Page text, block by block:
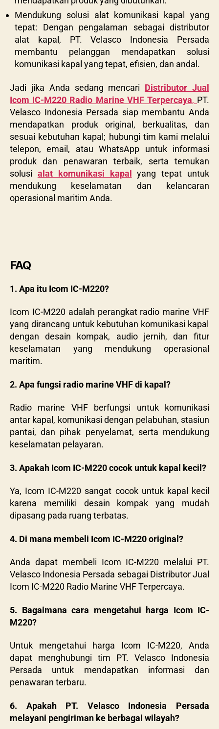
Mendukung solusi alat komunikasi kapal yang
tepat: Dengan pengalaman sebagai distributor
alat kapal, PT. Velasco Indonesia Persada
membantu pelanggan mendapatkan solusi
komunikasi kapal yang tepat, efisien, dan andal.
Jadi jika Anda sedang mencari Distributor Jual
Icom IC-M220 Radio Marine VHF Terpercaya, PT.
Velasco Indonesia Persada siap membantu Anda
mendapatkan produk original, berkualitas, dan
sesuai kebutuhan kapal; hubungi tim kami melalui
telepon, email, atau WhatsApp untuk informasi
produk dan penawaran terbaik, serta temukan
solusi alat komunikasi kapal
yang tepat untuk
mendukung keselamatan dan kelancaran
operasional maritim Anda.
FAQ
1. Apa itu Icom IC-M220?
Icom IC-M220 adalah perangkat radio marine VHF
yang dirancang untuk kebutuhan komunikasi kapal
dengan desain kompak, audio jernih, dan fitur
keselamatan yang mendukung operasional
maritim.
2. Apa fungsi radio marine VHF di kapal?
Radio marine VHFberfungsi untuk komunikasi
antar kapal, komunikasi dengan pelabuhan, stasiun
pantai, dan pihak penyelamat, serta mendukung
keselamatan pelayaran.
3. Apakah Icom IC-M220 cocok untuk kapal kecil?
Ya, Icom IC-M220 sangat cocok untuk kapal kecil
karena memiliki desain kompak yang mudah
dipasang pada ruang terbatas.
4. Di mana membeli Icom IC-M220 original?
Anda dapat membeli Icom IC-M220 melalui PT.
Velasco Indonesia Persada sebagai Distributor Jual
Icom IC-M220 Radio Marine VHF Terpercaya.
5. Bagaimana cara mengetahui harga Icom IC-
M220?
Untuk mengetahui harga Icom IC-M220, Anda
dapat menghubungi tim PT. Velasco Indonesia
Persada untuk mendapatkan informasi dan
penawaran terbaru.
6. Apakah PT. Velasco Indonesia Persada
melayani pengiriman ke berbagai wilayah?